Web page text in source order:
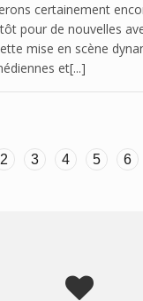
certainement
pour de nouvelles
mise en scène
et[...]
2 3 4 5 6